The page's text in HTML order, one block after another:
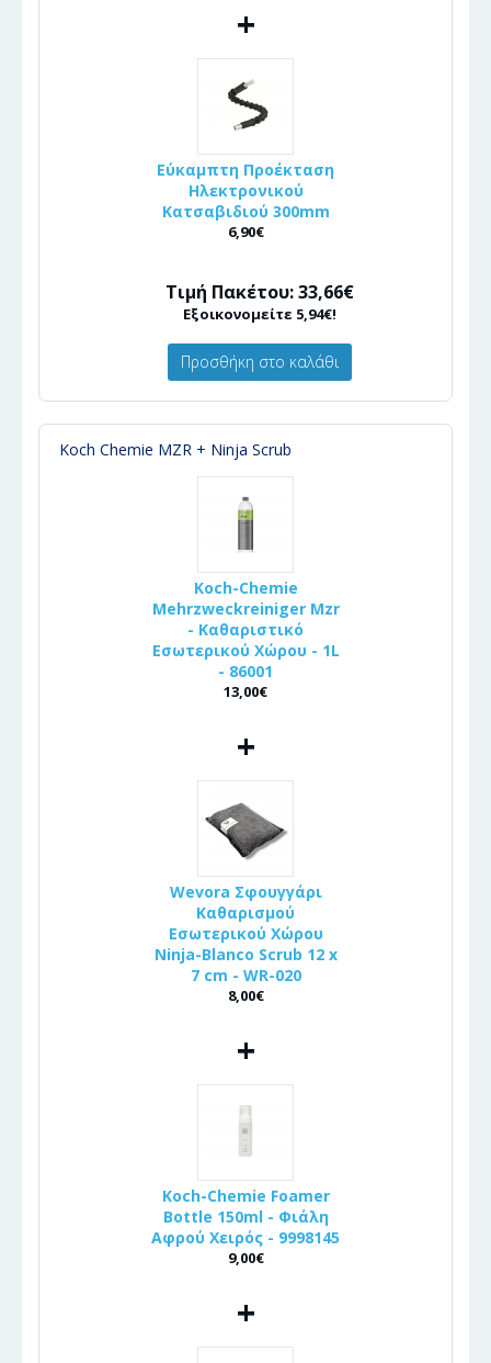
+
Εύκαμπτη Προέκταση
Ηλεκτρονικού
Κατσαβιδιού 300mm
6,90€
Τιμή Πακέτου: 33,66€
Εξοικονομείτε 5,94€!
Προσθήκη στο καλάθι
Koch Chemie MZR + Ninja Scrub
Koch-Chemie
Mehrzweckreiniger Mzr
- Καθαριστικό
Εσωτερικού Χώρου - 1L
- 86001
13,00€
+
Wevora Σφουγγάρι
Καθαρισμού
Εσωτερικού Χώρου
Ninja-Blanco Scrub 12 x
7 cm - WR-020
8,00€
+
Koch-Chemie Foamer
Bottle 150ml - Φιάλη
Αφρού Χειρός - 9998145
9,00€
+